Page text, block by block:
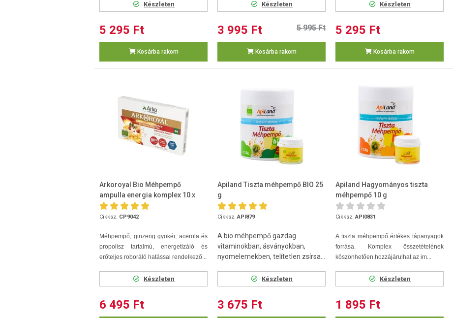
Készleten
5 295 Ft
Kosárba rakom
Készleten
3 995 Ft 5 995 Ft
Kosárba rakom
Készleten
5 295 Ft
Kosárba rakom
Arkoroyal Bio Méhpempő
ampulla energia komplex 10 x
15ml
Cikksz. CP9042
Méhpempő, ginzeng gyökér, acerola és
propolisz tartalmú, energetizáló és
erőteljes roboráló hatással rendelkező...
Készleten
6 495 Ft
Apiland Tiszta méhpempő BIO 25
g
Cikksz.API879
A bio méhpempő gazdag
vitaminokban, ásványokban,
nyomelemekben, telítetlen zsírsa...
Készleten
3 675 Ft
Apiland Hagyományos tiszta
méhpempő 10 g
Cikksz.API0831
A tiszta méhpempő értékes tápanyagok
forrása. Komplex összetételének
köszönhetően hozzájárulhat az im...
Készleten
1 895 Ft